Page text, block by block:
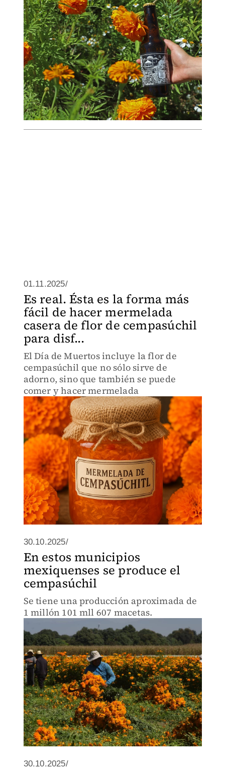
01.11.2025/
Es real. Ésta es la forma más
fácil de hacer mermelada
casera de flor de cempasúchil
para disf...
El Día de Muertos incluye la flor de
cempasúchil que no sólo sirve de
adorno, sino que también se puede
comer y hacer mermelada
30.10.2025/
En estos municipios
mexiquenses se produce el
cempasúchil
Se tiene una producción aproximada de
1 millón 101 mll 607 macetas.
30.10.2025/